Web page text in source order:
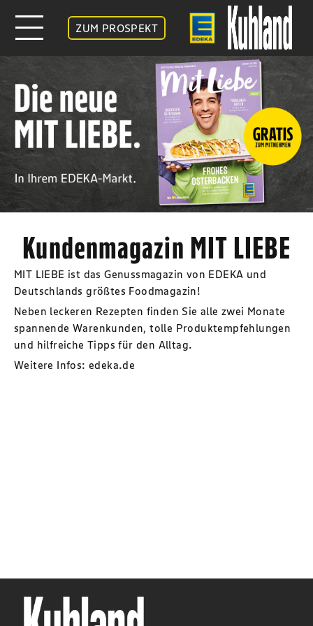
ZUM PROSPEKT
Kundenmagazin MIT LIEBE
MIT LIEBE ist das Genussmagazin von EDEKA und
Deutschlands größtes Foodmagazin!
Neben leckeren Rezepten finden Sie alle zwei Monate
spannende Warenkunden, tolle Produktempfehlungen
und hilfreiche Tipps für den Alltag.
Weitere Infos:edeka.de